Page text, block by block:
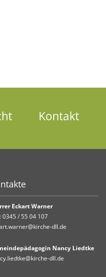
Kontakt
Eckart Warner
0345 / 55 04 107
dll.de
Nancy Liedtke
dll.de